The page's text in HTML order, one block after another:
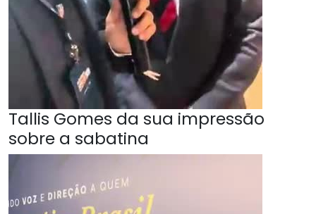
Tallis Gomes da sua impressão
sobre a sabatina